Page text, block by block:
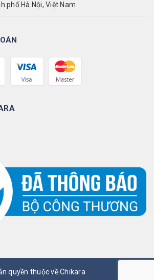
phố Hà Nội, Việt Nam
quyền thuộc về Chikara